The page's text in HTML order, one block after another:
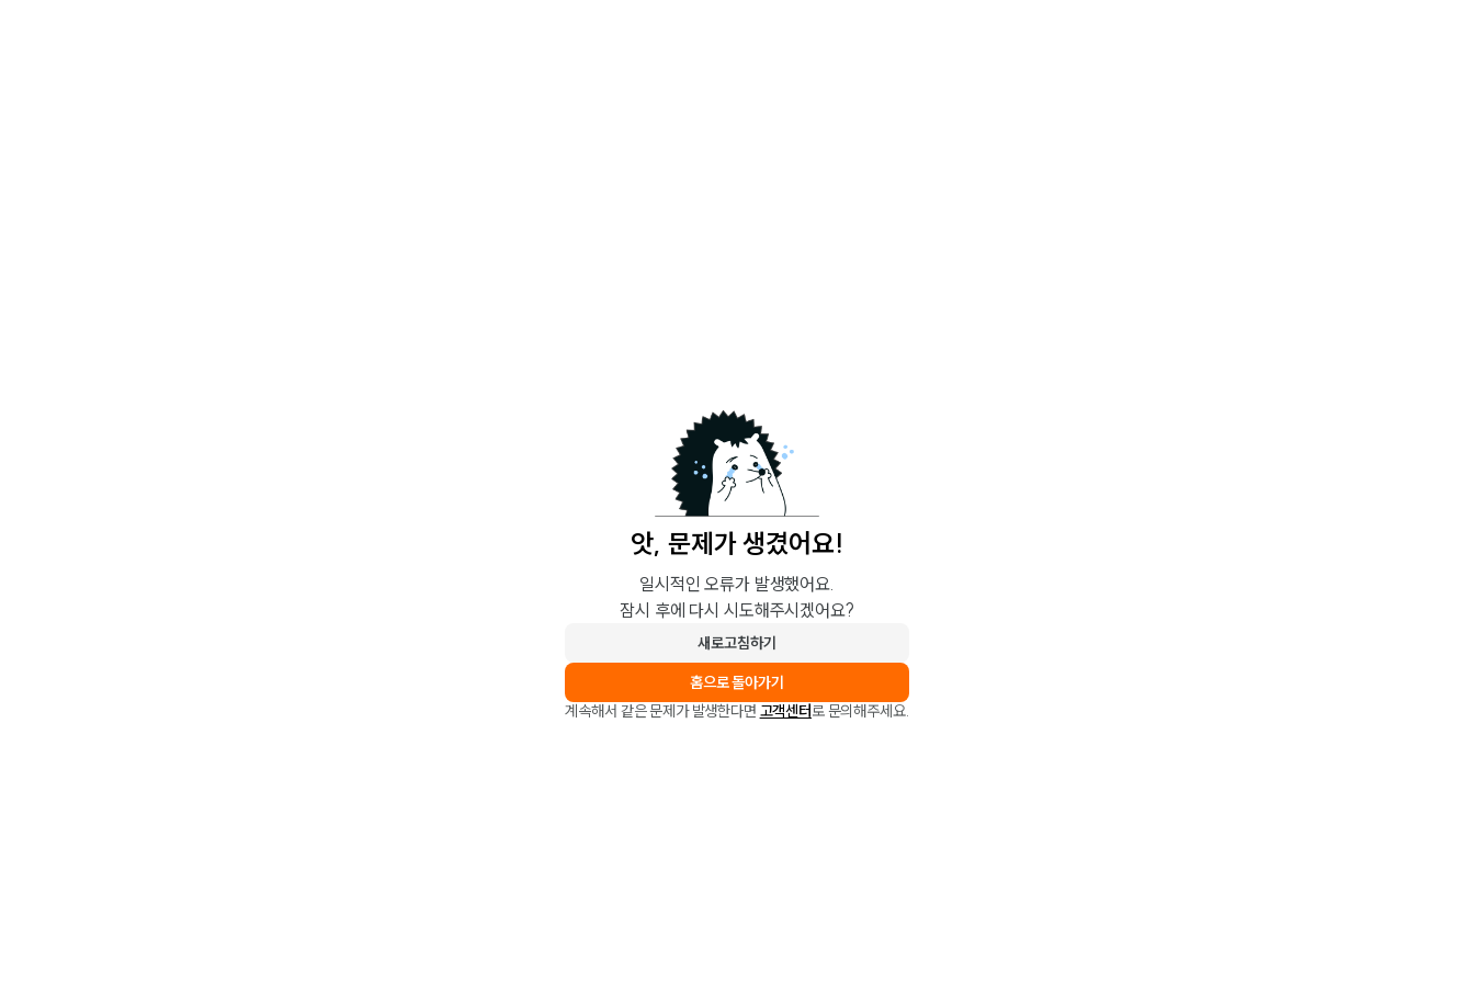
앗, 문제가 생겼어요!
일시적인 오류가 발생했어요.
잠시 후에 다시 시도해주시겠어요?
새로고침하기
홈으로 돌아가기
계속해서 같은 문제가 발생한다면 고객센터로 문의해주세요.